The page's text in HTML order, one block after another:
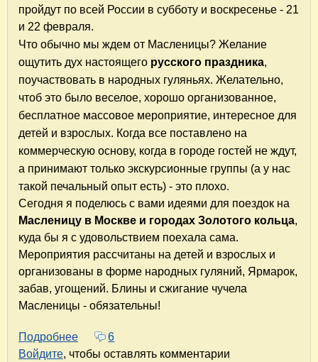
пройдут по всей России в субботу и воскресенье - 21
и 22 февраля.
Что обычно мы ждем от Масленицы? Желание
ощутить дух настоящего русского праздника,
поучаствовать в народных гуляньях. Желательно,
чтоб это было веселое, хорошо организованное,
бесплатное массовое мероприятие, интересное для
детей и взрослых. Когда все поставлено на
коммерческую основу, когда в городе гостей не ждут,
а принимают только экскурсионные группы (а у нас
такой печальный опыт есть) - это плохо.
Сегодня я поделюсь с вами идеями для поездок на
Масленицу в Москве и городах Золотого кольца,
куда бы я с удовольствием поехала сама.
Мероприятия рассчитаны на детей и взрослых и
организованы в форме народных гуляний, Ярмарок,
забав, угощений. Блины и сжигание чучела
Масленицы - обязательны!
Подробнее о Масленица - 2015. Самостоятельно.
6
Войдите, чтобы оставлять комментарии